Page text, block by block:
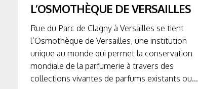
L’OSMOTHÈQUE DE VERSAILLES
Rue du Parc de Clagny à Versailles se tient
l’Osmothèque de Versailles, une institution
unique au monde qui permet la conservation
mondiale de la parfumerie à travers des
collections vivantes de parfums existants ou...